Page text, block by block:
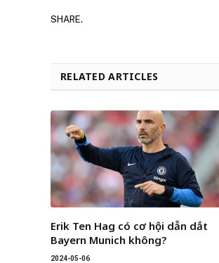
SHARE.
RELATED ARTICLES
Erik Ten Hag có cơ hội dẫn dắt
Bayern Munich không?
2024-05-06